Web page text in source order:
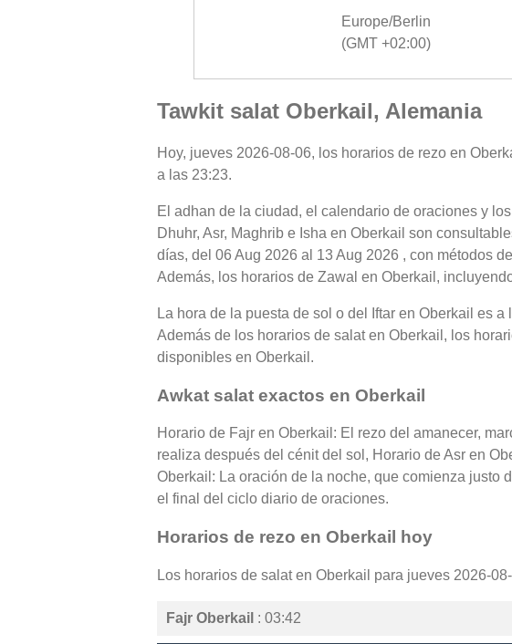
Europe/Berlin
(GMT +02:00)
Tawkit salat Oberkail, Alemania
Hoy, jueves 2026-08-06, los horarios de rezo en
a las 23:23.
El adhan de la ciudad, el calendario de oraciones y
Dhuhr, Asr, Maghrib e Isha en Oberkail son
días, del 06 Aug 2026 al 13 Aug 2026 , con métodos
Además, los horarios de Zawal en Oberkail,
La hora de la puesta de sol o del Iftar en Oberkail es
Además de los horarios de salat en Oberkail, los
disponibles en Oberkail.
Awkat salat exactos en Oberkail
Horario de Fajr en Oberkail: El rezo del amanecer,
realiza después del cénit del sol, Horario de Asr en
Oberkail: La oración de la noche, que comienza justo
el final del ciclo diario de oraciones.
Horarios de rezo en Oberkail hoy
Los horarios de salat en Oberkail para jueves 2026-
Fajr Oberkail : 03:42